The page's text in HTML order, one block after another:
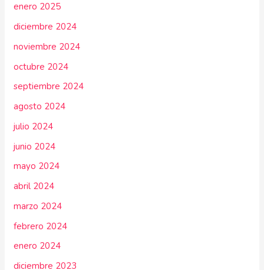
enero 2025
diciembre 2024
noviembre 2024
octubre 2024
septiembre 2024
agosto 2024
julio 2024
junio 2024
mayo 2024
abril 2024
marzo 2024
febrero 2024
enero 2024
diciembre 2023